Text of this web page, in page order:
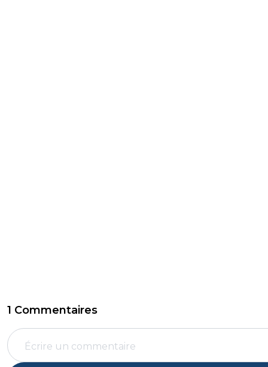
1 Commentaires